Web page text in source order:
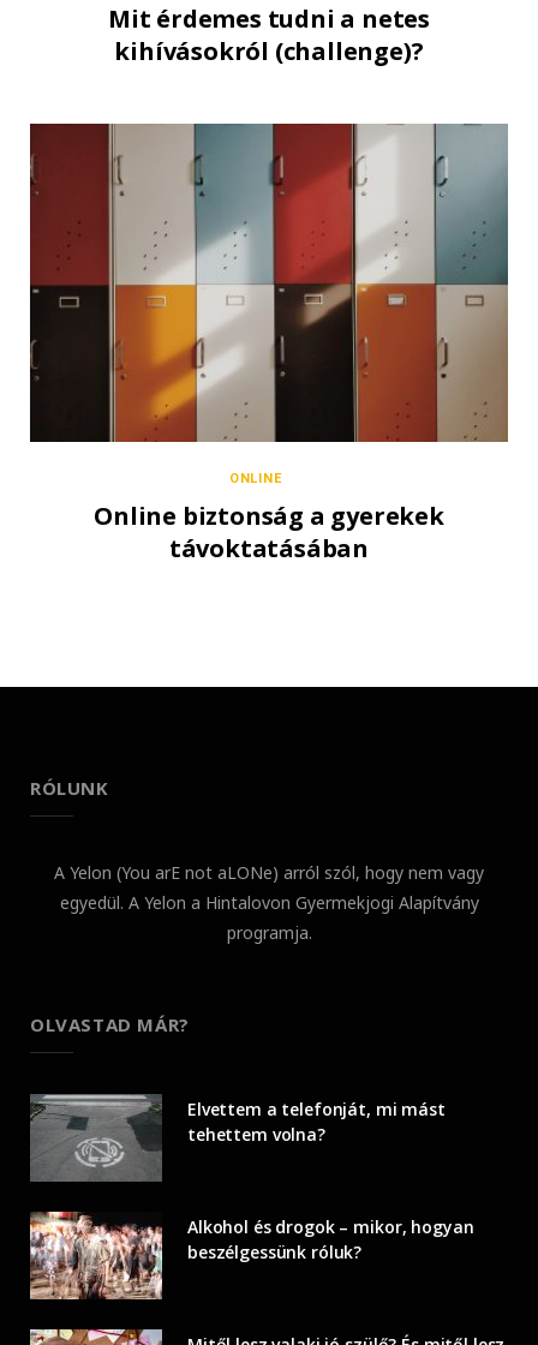
Mit érdemes tudni a netes
kihívásokról (challenge)?
ONLINE
Online biztonság a gyerekek
távoktatásában
RÓLUNK
A Yelon (You arE not aLONe) arról szól, hogy nem vagy
egyedül. A Yelon a Hintalovon Gyermekjogi Alapítvány
programja.
OLVASTAD MÁR?
Elvettem a telefonját, mi mást
tehettem volna?
Alkohol és drogok – mikor, hogyan
beszélgessünk róluk?